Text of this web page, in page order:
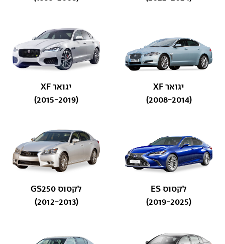
יגואר XF
(2008-2014)
יגואר XF
(2015-2019)
לקסוס ES
(2019-2025)
לקסוס GS250
(2012-2013)